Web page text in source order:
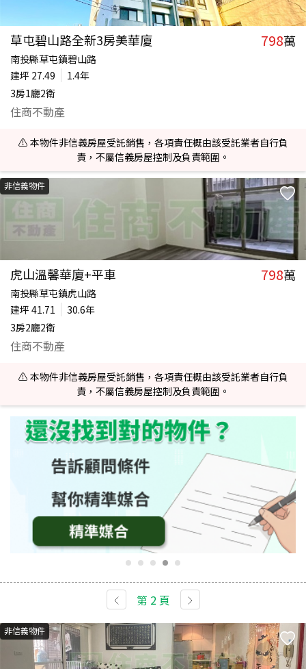
草屯碧山路全新3房美華廈 798萬
南投縣草屯鎮碧山路
建坪 27.49
1.4年
3房1廳2衛
住商不動產
⚠️ 本物件非信義房屋受託銷售，各項責任概由該受託業者自行負
責，不屬信義房屋控制及負責範圍。
非信義物件
虎山溫馨華廈+平車 798萬
南投縣草屯鎮虎山路
建坪 41.71
30.6年
3房2廳2衛
住商不動產
⚠️ 本物件非信義房屋受託銷售，各項責任概由該受託業者自行負
責，不屬信義房屋控制及負責範圍。
第 2頁
非信義物件